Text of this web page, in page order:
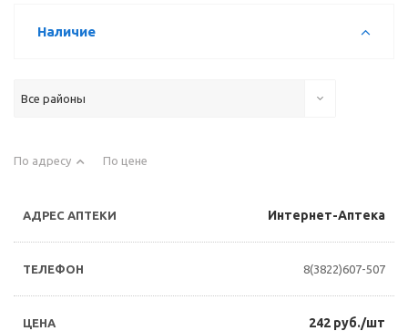
Наличие
Все районы
По адресу По цене
Интернет-Аптека
8(3822)607-507
242 руб./шт